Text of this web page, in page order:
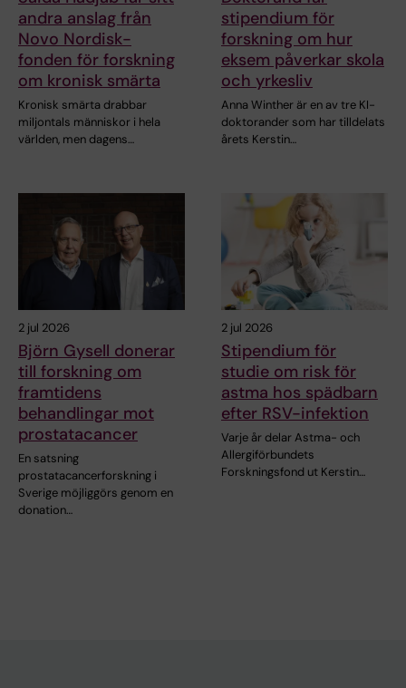
andra anslag från
Novo Nordisk-
fonden för forskning
om kronisk smärta
Kronisk smärta drabbar
miljontals människor i hela
världen, men dagens…
stipendium för
forskning om hur
eksem påverkar skola
och yrkesliv
Anna Winther är en av tre KI-
doktorander som har tilldelats
årets Kerstin…
2 jul 2026
Björn Gysell donerar
till forskning om
framtidens
behandlingar mot
prostatacancer
En satsning
prostatacancerforskning i
Sverige möjliggörs genom en
donation…
2 jul 2026
Stipendium för
studie om risk för
astma hos spädbarn
efter RSV-infektion
Varje år delar Astma- och
Allergiförbundets
Forskningsfond ut Kerstin…